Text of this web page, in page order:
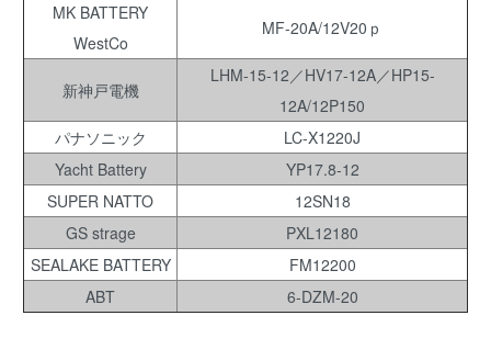
MK BATTERY
WestCo
MF-20A/12V20ｐ
新神戸電機
LHM-15-12／HV17-12A／HP15-
12A/12P150
パナソニック
LC-X1220J
Yacht Battery
YP17.8-12
SUPER NATTO
12SN18
GS strage
PXL12180
SEALAKE BATTERY
FM12200
ABT
6-DZM-20